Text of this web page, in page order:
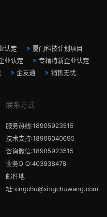
认定
厦门科技计划项目
业认定
专精特新企业认定
企友通
销售无忧
联系方式
服务热线:18905923515
技术支持:18906040695
咨询微信:18905923515
业务Q Q:403938478
邮件地
址:xingchu@xingchuwang.com